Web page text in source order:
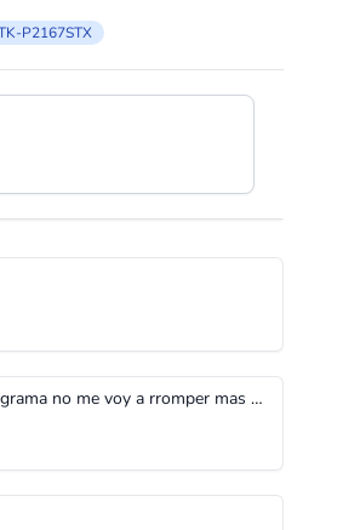
P2167STX
muy bueno era lo que estaba buscando, gracias a este diagrama no me voy a rromper mas la cabeza...graciaaaaaaasss¡¡¡¡